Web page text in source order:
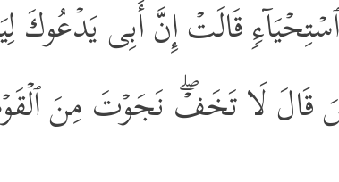
قَالَتۡ إِنَّ أَبِی یَدۡعُوكَ
لَا تَخَفۡۖ نَجَوۡتَ مِنَ